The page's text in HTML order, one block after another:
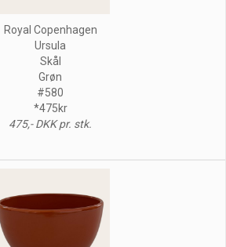
Royal Copenhagen
Ursula
Skål
Grøn
#580
*475kr
475,- DKK pr. stk.